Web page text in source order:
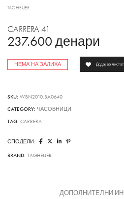
TAGHEUER
CARRERA 41
237.600 денари
НЕМА НА ЗАЛИХА Додај во
SKU: WBN2010.BA0640
CATEGORY: ЧАСОВНИЦИ
TAG: CARRERA
СПОДЕЛИ:
BRAND: TAGHEUER
ДОПОЛНИТЕЛНИ